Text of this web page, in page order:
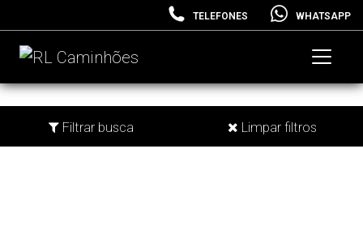
TELEFONES WHATSAPP
Filtrar busca Limpar filtros